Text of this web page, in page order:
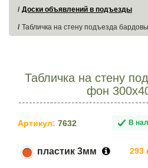
Доски объявлений в подъезды
Табличка на стену подъезда
Табличка на стену
фон
Артикул: 7632 В
пластик 3мм 293